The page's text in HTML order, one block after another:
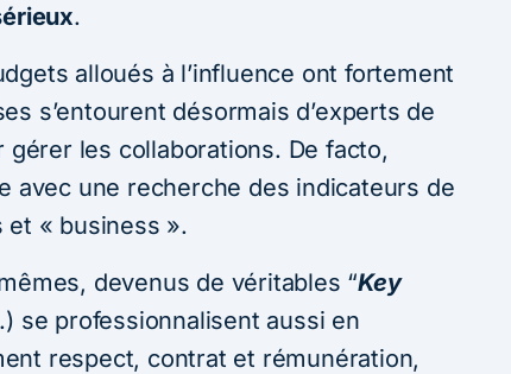
.
alloués à l’influence ont fortement
s’entourent désormais d’experts de
les collaborations. De facto,
avec une recherche des indicateurs de
et « business ».
devenus de véritables “Key
se professionnalisent aussi en
respect, contrat et rémunération,